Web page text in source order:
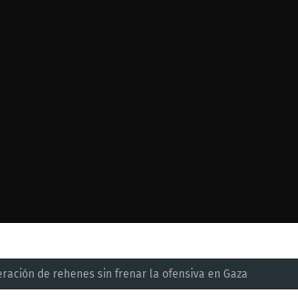
de rehenes sin frenar la ofensiva en Gaza